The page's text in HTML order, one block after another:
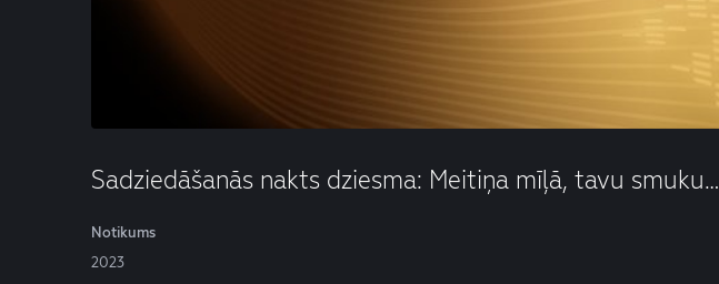
Sadziedāšanās nakts dziesma: Meitiņa mīļā, tavu smuku…
Notikums
2023